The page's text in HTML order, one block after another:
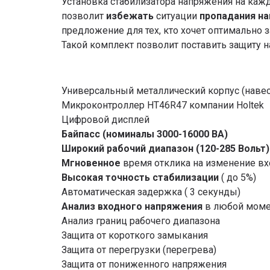
позволит избежать ситуации пропадания
предложение для тех, кто хочет
Такой комплект позволит поставить
Универсальный металлический корпус
Микроконтроллер HT46R47 компании Holtek
Цифровой дисплей
Байпасс (номиналы 3000-16000 ВА)
Широкий рабочий диапазон (120-285 Вольт)
Мгновенное время отклика на изменение
Высокая точность стабилизации ( до 5%)
Автоматическая задержка ( 3 секунды)
Анализ входного напряжения в любой
Анализ границ рабочего диапазона
Защита от короткого замыкания
Защита от перегрузки (перегрева)
Защита от пониженного напряжения